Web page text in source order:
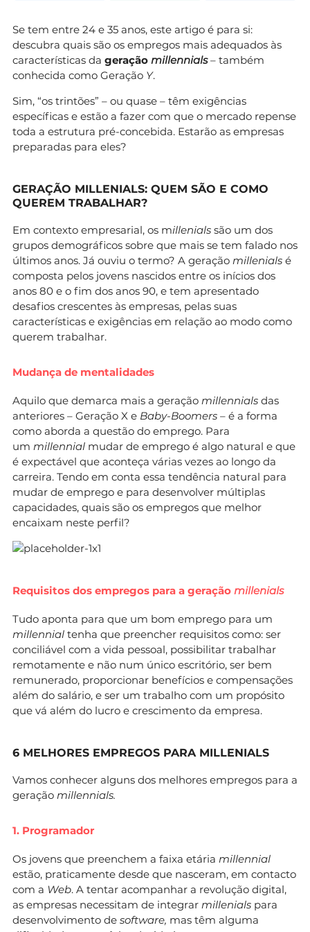
Se tem entre 24 e 35 anos, este artigo é para si:
descubra quais são os empregos mais adequados às
características da geração millennials– também
conhecida como Geração Y.
Sim, “os trintões” – ou quase – têm exigências
específicas e estão a fazer com que o mercado repense
toda a estrutura pré-concebida. Estarão as empresas
preparadas para eles?
GERAÇÃO MILLENIALS: QUEM SÃO E COMO
QUEREM TRABALHAR?
Em contexto empresarial, os millenials são um dos
grupos demográficos sobre que mais se tem falado nos
últimos anos. Já ouviu o termo? A geração millenials é
composta pelos jovens nascidos entre os inícios dos
anos 80 e o fim dos anos 90, e tem apresentado
desafios crescentes às empresas, pelas suas
características e exigências em relação ao modo como
querem trabalhar.
Mudança de mentalidades
Aquilo que demarca mais a geração millennials das
anteriores – Geração X e Baby-Boomers – é a forma
como aborda a questão do emprego. Para
um millennial mudar de emprego é algo natural e que
é expectável que aconteça várias vezes ao longo da
carreira. Tendo em conta essa tendência natural para
mudar de emprego e para desenvolver múltiplas
capacidades, quais são os empregos que melhor
encaixam neste perfil?
Requisitos dos empregos para a geração millenials
Tudo aponta para que um bom emprego para um
millennial tenha que preencher requisitos como: ser
conciliável com a vida pessoal, possibilitar trabalhar
remotamente e não num único escritório, ser bem
remunerado, proporcionar benefícios e compensações
além do salário, e ser um trabalho com um propósito
que vá além do lucro e crescimento da empresa.
6 MELHORES EMPREGOS PARA MILLENIALS
Vamos conhecer alguns dos melhores empregos para a
geração millennials.
1. Programador
Os jovens que preenchem a faixa etária millennial
estão, praticamente desde que nasceram, em contacto
com a Web. A tentar acompanhar a revolução digital,
as empresas necessitam de integrar millenials para
desenvolvimento de software, mas têm alguma